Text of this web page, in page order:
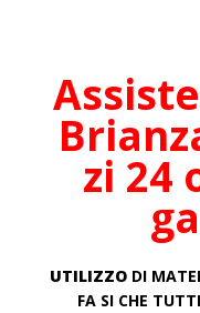
zi 24
UTILIZZODI
FA SI CHE